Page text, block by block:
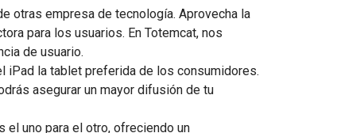
otras empresa de tecnología. Aprovecha la
para los usuarios. En Totemcat, nos
de usuario.
la tablet preferida de los consumidores.
asegurar un mayor difusión de tu
uno para el otro, ofreciendo un